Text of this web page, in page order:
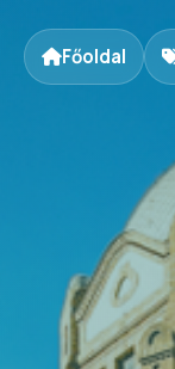
Főoldal